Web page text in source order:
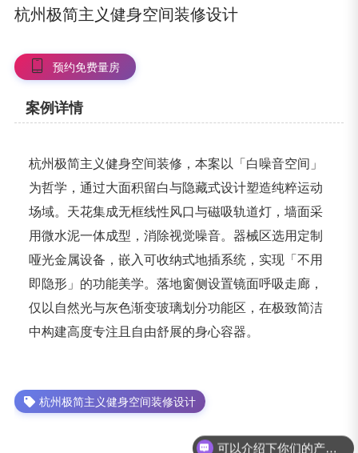
杭州极简主义健身空间装修设计
预约免费量房
案例详情
杭州极简主义健身空间装修，本案以「白噪音空间」
为哲学，通过大面积留白与隐藏式设计塑造纯粹运动
场域。天花集成无框线性风口与磁吸轨道灯，墙面采
用微水泥一体成型，消除视觉噪音。器械区选用定制
哑光金属设备，嵌入可收纳式地插系统，实现「不用
即隐形」的功能美学。落地窗侧设置镜面呼吸走廊，
仅以自然光与灰色渐变玻璃划分功能区，在极致简洁
中构建高度专注且自由舒展的身心容器。
杭州极简主义健身空间装修设计
可以介绍下你们的产品么？